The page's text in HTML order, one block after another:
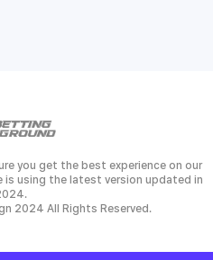
you get the best experience on our
using the latest version updated in
2024 All Rights Reserved.